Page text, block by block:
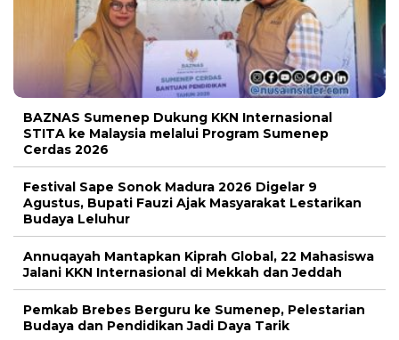
BAZNAS Sumenep Dukung KKN Internasional
STITA ke Malaysia melalui Program Sumenep
Cerdas 2026
Festival Sape Sonok Madura 2026 Digelar 9
Agustus, Bupati Fauzi Ajak Masyarakat Lestarikan
Budaya Leluhur
Annuqayah Mantapkan Kiprah Global, 22 Mahasiswa
Jalani KKN Internasional di Mekkah dan Jeddah
Pemkab Brebes Berguru ke Sumenep, Pelestarian
Budaya dan Pendidikan Jadi Daya Tarik